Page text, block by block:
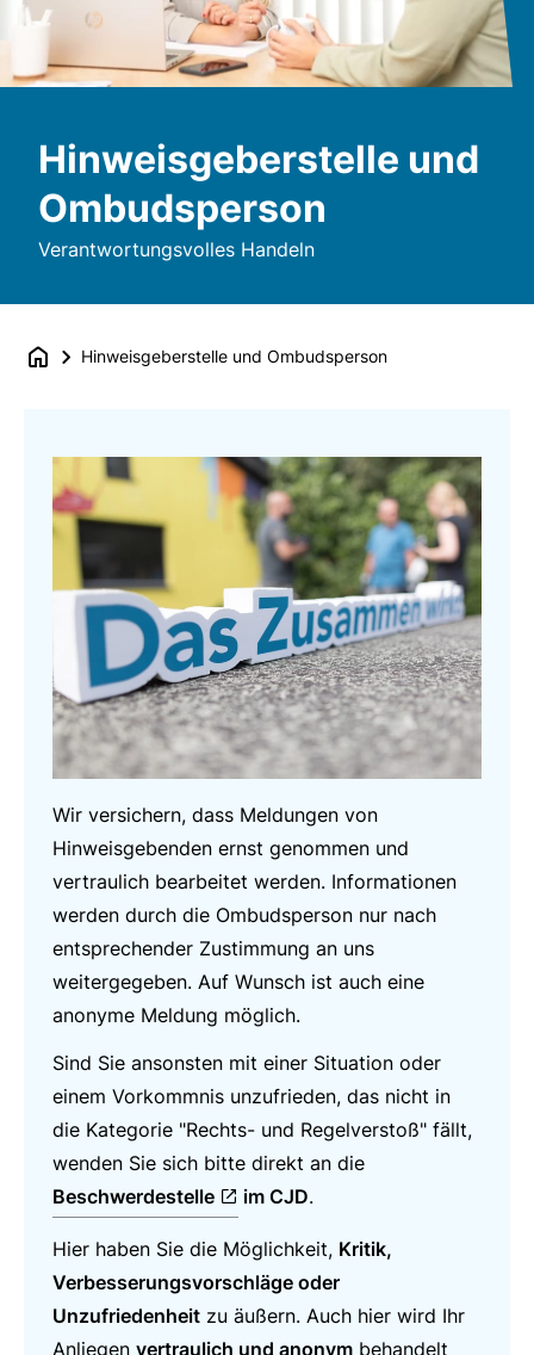
Hinweisgeberstelle und
Ombudsperson
Verantwortungsvolles Handeln
Hinweisgeberstelle und Ombudsperson
Wir versichern, dass Meldungen von
Hinweisgebenden ernst genommen und
vertraulich bearbeitet werden. Informationen
werden durch die Ombudsperson nur nach
entsprechender Zustimmung an uns
weitergegeben. Auf Wunsch ist auch eine
anonyme Meldung möglich.
Sind Sie ansonsten mit einer Situation oder
einem Vorkommnis unzufrieden, das nicht in
die Kategorie "Rechts- und Regelverstoß" fällt,
wenden Sie sich bitte direkt an die
Beschwerdestelle
im CJD.
Hier haben Sie die Möglichkeit, Kritik,
Verbesserungsvorschläge oder
Unzufriedenheit zu äußern. Auch hier wird Ihr
Anliegen vertraulich und anonym behandelt